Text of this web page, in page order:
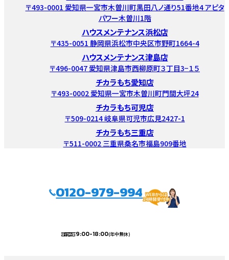
〒493-0001 愛知県一宮市木曽川町黒田八ノ通り51番地4 アピタ
パワー木曽川1階
ハウスメンテナンス浜松店
〒435-0051 静岡県浜松市中央区市野町1664-4
ハウスメンテナンス津島店
〒496-0047 愛知県津島市西柳原町３丁目3−１５
チカラもち愛知店
〒493-0002 愛知県一宮市木曽川町門間大坪24
チカラもち可児店
〒509-0214 岐阜県可児市広見2427-1
チカラもち三重店
〒511-0002 三重県桑名市福島909番地
0120-979-994
受付時間9:00-18:00(年中無休)